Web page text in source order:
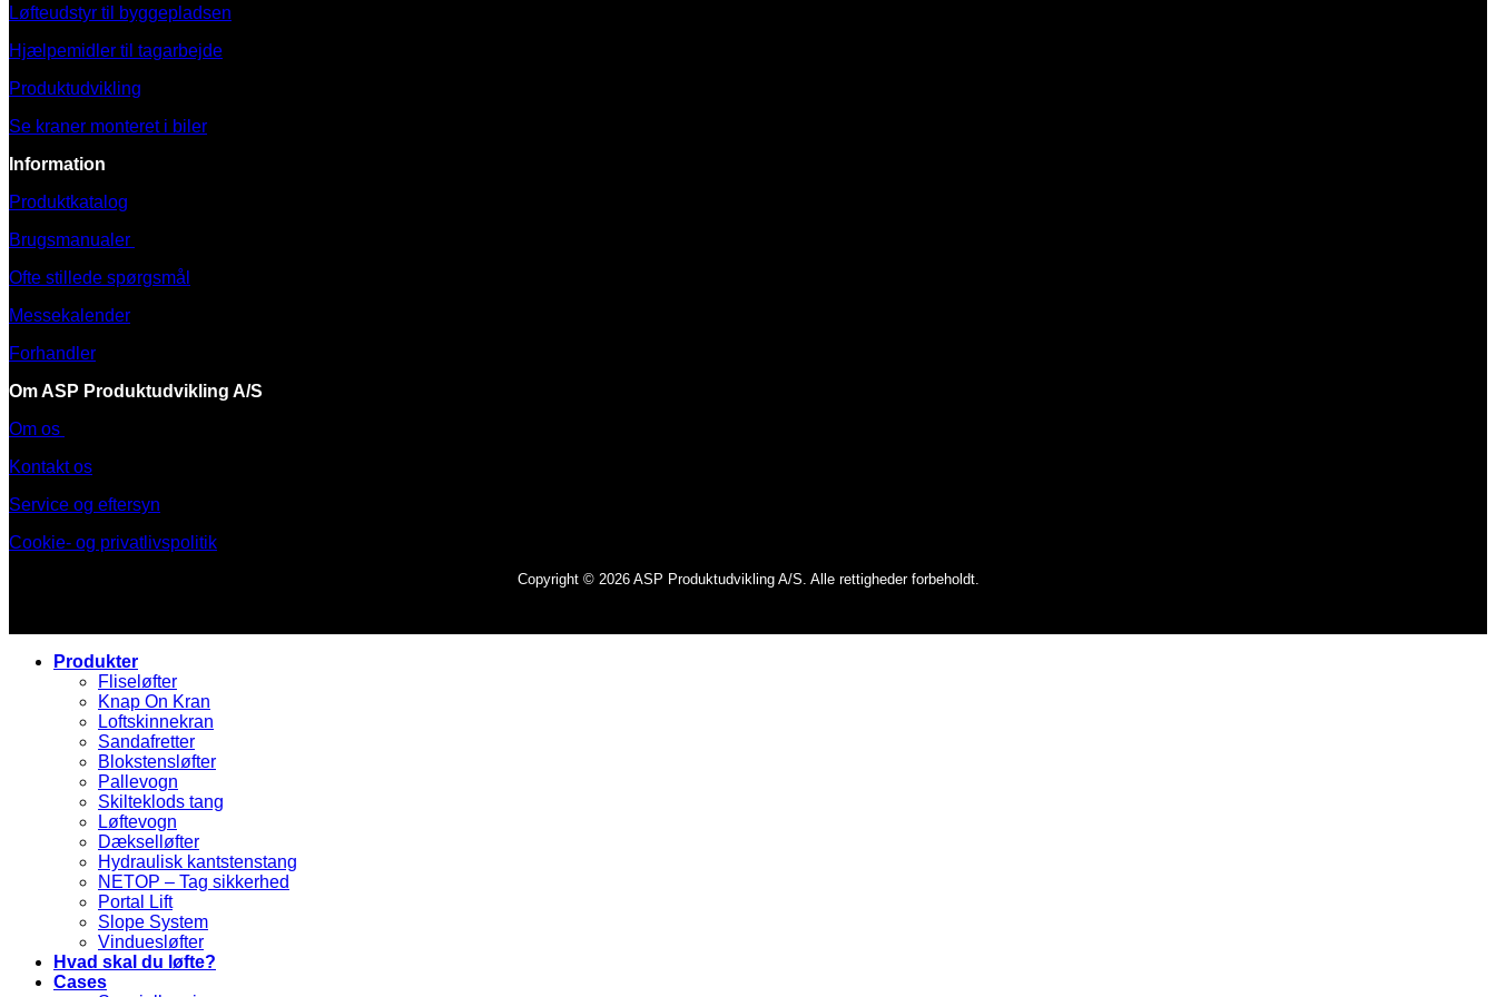
Løfteudstyr til byggepladsen
Hjælpemidler til tagarbejde
Produktudvikling
Se kraner monteret i biler
Information
Produktkatalog
Brugsmanualer
Ofte stillede spørgsmål
Messekalender
Forhandler
Om ASP Produktudvikling A/S
Om os
Kontakt os
Service og eftersyn
Cookie- og privatlivspolitik
Copyright © 2026 ASP Produktudvikling A/S. Alle rettigheder forbeholdt.
Produkter
Fliseløfter
Knap On Kran
Loftskinnekran
Sandafretter
Blokstensløfter
Pallevogn
Skilteklods tang
Løftevogn
Dækselløfter
Hydraulisk kantstenstang
NETOP – Tag sikkerhed
Portal Lift
Slope System
Vinduesløfter
Hvad skal du løfte?
Cases